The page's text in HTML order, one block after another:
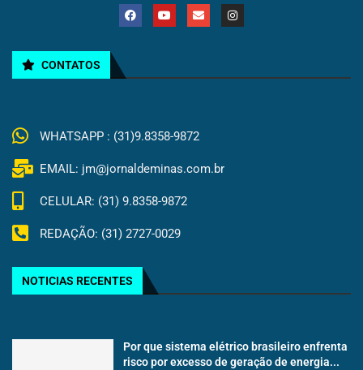
CONTATOS
WHATSAPP : (31)9.8358-9872
EMAIL: jm@jornaldeminas.com.br
CELULAR: (31) 9.8358-9872
REDAÇÃO: (31) 2727-0029
NOTICIAS RECENTES
Por que sistema elétrico brasileiro enfrenta
risco por excesso de geração de energia...